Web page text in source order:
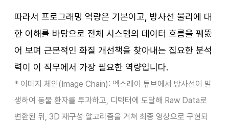
따라서 프로그래밍 역량은 기본이고, 방사선 물리에 대
한 이해를 바탕으로 전체 시스템의 데이터 흐름을 꿰뚫
어 보며 근본적인 화질 개선책을 찾아내는 집요한 분석
력이 이 직무에서 가장 필요한 역량입니다.
* 이미지 체인(Image Chain): 엑스레이 튜브에서 방사선이 발
생하여 동물 환자를 투과하고, 디텍터에 도달해 Raw Data로
변환된 뒤, 3D 재구성 알고리즘을 거쳐 최종 영상으로 구현되